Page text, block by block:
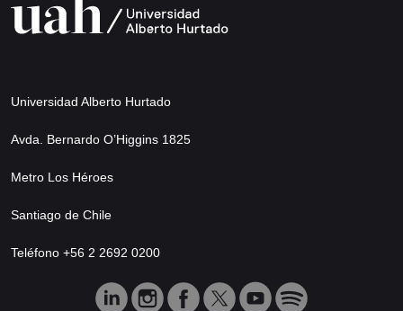
Universidad Alberto Hurtado
Avda. Bernardo O’Higgins 1825
Metro Los Héroes
Santiago de Chile
Teléfono +56 2 2692 0200